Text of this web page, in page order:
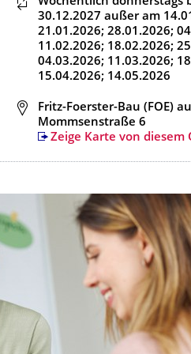
30.12.2027 außer am
21.01.2026; 28.01.2026;
11.02.2026; 18.02.2026;
04.03.2026; 11.03.2026;
15.04.2026; 14.05.2026
Adresse
Fritz-Foerster-Bau (FOE)
Mommsenstraße 6
Zeige Karte von diesem